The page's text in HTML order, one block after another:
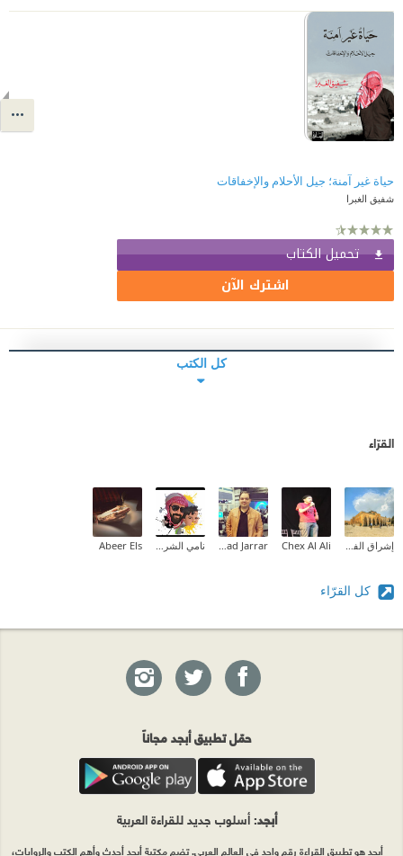
حياة غير آمنة؛ جيل الأحلام والإخفاقات
شفيق الغبرا
تحميل الكتاب
اشترك الآن
كل الكتب
القرّاء
Chex Al Ali
Abeer Els
كل القرّاء
حمّل تطبيق أبجد مجاناً
أبجد: أسلوب جديد للقراءة العربية
أبجد هو تطبيق القراءة رقم واحد في العالم العربي. تضم مكتبة أبجد أحدث وأهم الكتب والروايات،